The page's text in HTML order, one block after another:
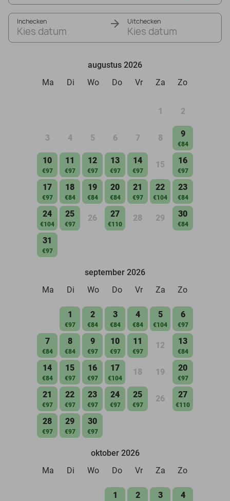
Inchecken
Kies datum
Uitchecken
Kies datum
augustus 2026
Ma
Di Wo Do Vr Za Zo
1 2
3 4 5 6 7 8 9
€84
10
€97
11
€97
12
€97
13
€97
14
€97
15 16
€97
17
€97
18
€84
19
€84
20
€84
21
€97
22
€104
23
€84
24
€104
25
€97
26 27
€110
28 29 30
€84
31
€97
september 2026
Ma
Di Wo Do Vr Za Zo
1
€97
2
€84
3
€84
4
€84
5
€104
6
€97
7
€84
8
€84
9
€97
10
€97
11
€97
12 13
€84
14
€84
15
€97
16
€97
17
€104
18 19 20
€97
21
€97
22
€97
23
€97
24
€97
25
€97
26 27
€110
28
€97
29
€97
30
€97
oktober 2026
Ma
Di Wo Do Vr Za Zo
1 2 3 4